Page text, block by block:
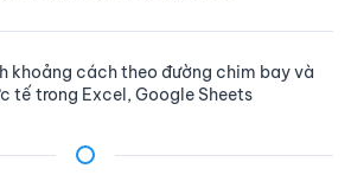
khoảng cách theo đường chim bay và
tế trong Excel, Google Sheets